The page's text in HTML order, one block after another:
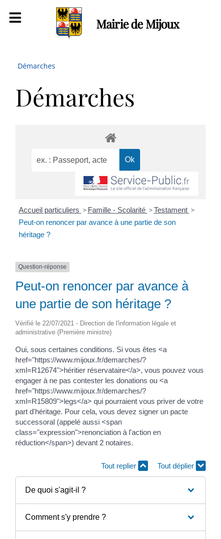
Mairie de Mijoux
Démarches
Démarches
Accueil particuliers > Famille - Scolarité > Testament >
Peut-on renoncer par avance à une partie de son
héritage ?
Question-réponse
Peut-on renoncer par avance à
une partie de son héritage ?
Vérifié le 22/07/2021 - Direction de l'information légale et
administrative (Première ministre)
Oui, sous certaines conditions. Si vous êtes <a
href="https://www.mijoux.fr/demarches/?
xml=R12674">héritier réservataire</a>, vous pouvez vous
engager à ne pas contester les donations ou <a
href="https://www.mijoux.fr/demarches/?
xml=R15809">legs</a> qui pourraient vous priver de votre
part d'héritage. Pour cela, vous devez signer un pacte
successoral (appelé aussi <span
class="expression">renonciation à l'action en
réduction</span>) devant 2 notaires.
Tout replier Tout déplier
De quoi s'agit-il ?
Comment s'y prendre ?